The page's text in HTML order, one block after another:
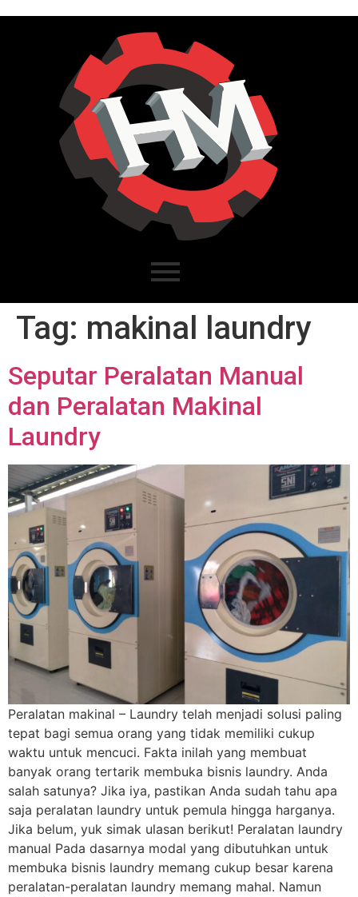
Tag: makinal laundry
Seputar Peralatan Manual
dan Peralatan Makinal
Laundry
Peralatan makinal – Laundry telah menjadi solusi paling
tepat bagi semua orang yang tidak memiliki cukup
waktu untuk mencuci. Fakta inilah yang membuat
banyak orang tertarik membuka bisnis laundry. Anda
salah satunya? Jika iya, pastikan Anda sudah tahu apa
saja peralatan laundry untuk pemula hingga harganya.
Jika belum, yuk simak ulasan berikut! Peralatan laundry
manual Pada dasarnya modal yang dibutuhkan untuk
membuka bisnis laundry memang cukup besar karena
peralatan-peralatan laundry memang mahal. Namun